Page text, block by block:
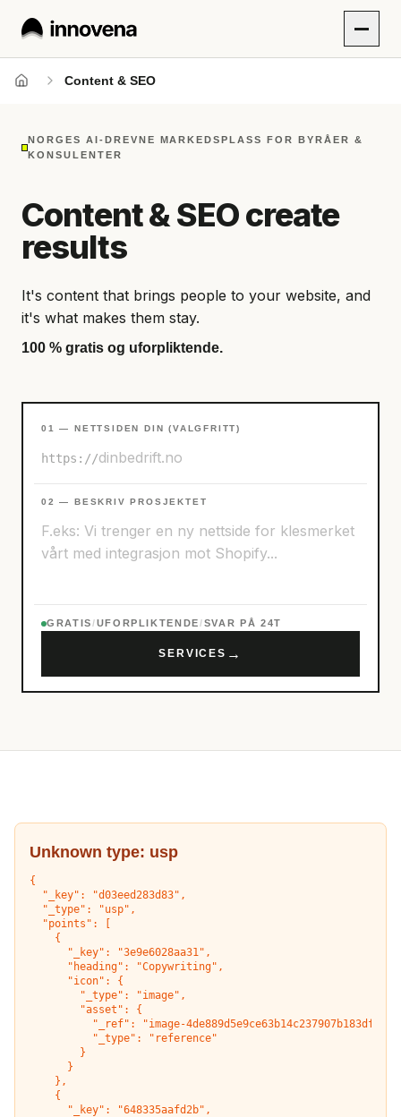
Hjem Content & SEO​​​​‌ ‍ ​‍​‍‌‍ ‌ ​‍‌‍‍‌‌‍‌ ‌‍‍‌‌‍ ‍​‍​‍​ ‍‍​‍​‍‌ ​ ‌‍​‌‌‍ ‍‌‍‍‌‌ ‌​‌ ‍‌​‍ ‍‌‍‍‌‌‍ ​‍​‍​‍ ​​‍​‍‌‍‍​‌ ​‍‌‍‌‌‌‍‌‍​‍​‍​ ‍‍​‍​‍‌‍‍​‌ ‌​‌ ‌​‌ ​​​ ‍‍​‍ ​‍ ‌‍ ​‌‍ ‌‍​ ‌‍​‌‌‍ ​‌‍‍​‌‍ ‌ ​ ‌ ‌​​ ‍‍​ ​ ​ ​ ​ ​ ​ ​ ​‍ ‌‍‍‌‌‍ ‍‌ ‌​‌‍‌‌‌‍ ‍‌ ‌​​‍ ‌‍‌‌‌‍‌​‌‍‍‌‌ ‌​​‍ ‌‍‍‌‌‍‌​​ ‌​ ‌​‌‍‌​‌‍​‌​ ‌ ‌‍​ ‌‍‌‍​ ‌‌‌‍​‍​‍ ‌​ ​​‌‍‌‍​ ‌​​ ​ ​‍ ‌​ ‌​‌‍‌​​ ‌ ​ ​​​‍ ‌​ ‍‌​ ​‌‌‍‌‍​ ‌ ​‍ ‌​ ​ ‌‍​‍​ ‌‍‌‍​‌​ ‍‌​ ‌‍‌‍‌‍​ ‌​​ ‌​​ ‍​​ ‌ ‌‍​‌​ ‍ ‌ ​​‌‍​‌‌ ‌​‌‍‍​​ ‌‌‍​ ‌‍ ‌‍ ‍‌ ‌​‌‍‌‌‌‍ ‍‌ ‌​​‍‌‌​ ‌‌‌​​‍​ ​‌​‍‌‌​ ‌‌‌​‌​​‍ ‍‌‍‌‌‌ ‍​‌ ​​‌‍‌‌‌ ​‍‌ ‌​‌‍‍‌‌ ​ ‌‍‌‌​‍‌‌​ ‌‌‌​​‍​ ‌​​‍‌‌​ ‌‌‌​‌​​‍ ‍‌‍‍​‌‍‌‌‌‍​‌‌‍‌​‌‍‍‌‌‍ ‍‌‍‌ ​‍​‍‌ ‌
NORGES AI-DREVNE MARKEDSPLASS FOR BYRÅER &
KONSULENTER
Content & SEO create
results
It's content that brings people to your website, and
it's what makes them stay.
100 % gratis og uforpliktende.
01 — NETTSIDEN DIN (VALGFRITT)
https://
02 — BESKRIV PROSJEKTET
GRATIS/UFORPLIKTENDE/SVAR PÅ 24T
SERVICES →
Unknown type: usp
{
  "_key": "d03eed283d83",
  "_type": "usp",
  "points": [
    {
      "_key": "3e9e6028aa31",
      "heading": "Copywriting",
      "icon": {
        "_type": "image",
        "asset": {
"_ref": "image-
          "_type": "reference"
        }
      }
    },
    {
      "_key": "648335aafd2b",